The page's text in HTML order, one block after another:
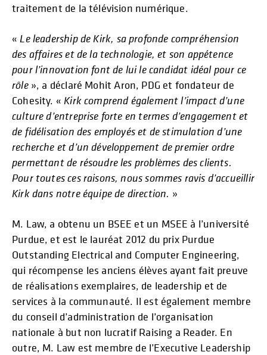
traitement de la télévision numérique.
«Le leadership de Kirk, sa profonde compréhension
des affaires et de la technologie, et son appétence
pour l’innovation font de lui le candidat idéal pour ce
rôle», a déclaré Mohit Aron, PDG et fondateur de
Cohesity. «Kirk comprend également l’impact d’une
culture d’entreprise forte en termes d’engagement et
de fidélisation des employés et de stimulation d’une
recherche et d’un développement de premier ordre
permettant de résoudre les problèmes des clients.
Pour toutes ces raisons, nous sommes ravis d’accueillir
Kirk dans notre équipe de direction. »
M. Law, a obtenu un BSEE et un MSEE à l’université
Purdue, et est le lauréat 2012 du prix Purdue
Outstanding Electrical and Computer Engineering,
qui récompense les anciens élèves ayant fait preuve
de réalisations exemplaires, de leadership et de
services à la communauté. Il est également membre
du conseil d’administration de l’organisation
nationale à but non lucratif Raising a Reader. En
outre, M. Law est membre de l’Executive Leadership